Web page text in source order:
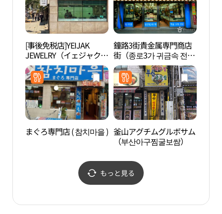
[事後免税店]YEIJAK
JEWELRY（イェジャクジ
ュエリー）(예작 쥬얼리)
鐘路3街貴金属専門商店
街（종로3가 귀금속 전문
상가）
まぐろ専門店 ( 참치마을 ) 釜山アグチムグルボサム
（부산아구찜굴보쌈）
もっと見る